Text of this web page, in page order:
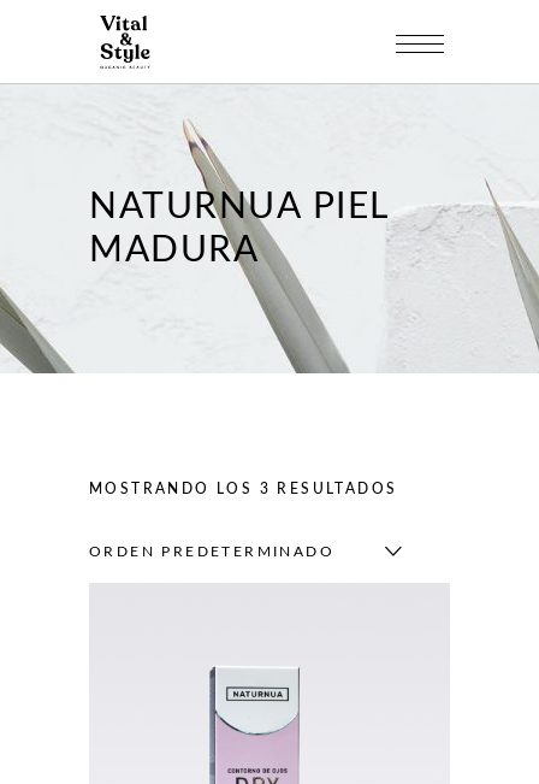
NATURNUA PIEL
MADURA
MOSTRANDO LOS 3 RESULTADOS
ORDEN PREDETERMINADO